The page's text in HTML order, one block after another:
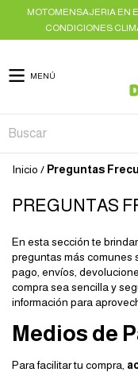
MOTOMENSAJERIA EN
CONDICIONES
MENÚ
Inicio / Preguntas
PREGUNTAS
En esta sección te
preguntas más comunes
pago, envíos,
compra sea sencilla y
información para
Medios de
Para facilitar tu compra,